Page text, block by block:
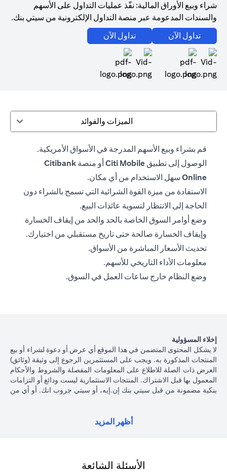
شراء وبيع الأوراق المالية: نفّذ عمليات التداول على الأسهم
والسندات المدعومة عبر منصة التداول الإلكترونية من سيتي بنك.
تداول الآن
opens in a new tab
تداول الآن
الميزات والفوائد
قم بشراء وبيع الأسهم المدرجة في الأسواق الأمريكية.
الوصول إلى تطبيق Citi Mobile أو منصة Citibank
Online سهل الاستخدام من أي مكان.
الاستفادة من ميزة القوة الشرائية التي تسمح بالشراء دون
الحاجة إلى الانتظار لتسوية عائدات البيع.
وضع أوامر السوق الخاصة بالحد والحد من إيقاف الخسارة
وإيقاف الخسارة صالحة حتى تاريخ مستقبلي من اختيارك.
تحديث الأسعار المباشرة من الأسواق.
معلومات الأداء التاريخي للأسهم.
وضع النظام خارج ساعات العمل في السوق.
إخلاء المسؤولية
لا يشكل المحتوى المتضمن في هذا الموقع أي عرض أو دعوة لشراء أو بيع
المنتجات المذكورة به. ويجب على المستثمرين الرجوع إلى وثيقة (وثائق)
العرض ذات الصلة للاطلاع على المعلومات المفصلة والشروط والأحكام
المعمول بها قبل الاشتراك. المنتجات الاستثمارية ليست ودائع أو التزامات
بنكية مضمونة من قبل سيتي بنك إن.إيه، أو سيتي جروب انك. أو أي من
فإن منتجات الاستثمار والخزانة تخضع لمخاطر الاستثمار، بما في ذلك
استثمارية و / أو منتجات خزينة مقومة بعملة أجنبية (غير محلية) على دراية
أظهر المزيد
الأسئلة الشائعة